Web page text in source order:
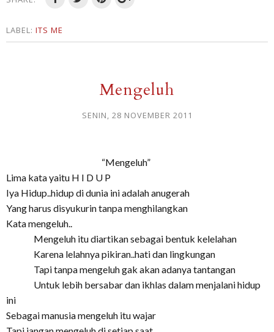
LABEL: ITS ME
Mengeluh
SENIN, 28 NOVEMBER 2011
“Mengeluh”
Lima kata yaitu H I D U P
Iya Hidup..hidup di dunia ini adalah anugerah
Yang harus disyukurin tanpa menghilangkan
Kata mengeluh..
Mengeluh itu diartikan sebagai bentuk kelelahan
Karena lelahnya pikiran..hati dan lingkungan
Tapi tanpa mengeluh gak akan adanya tantangan
Untuk lebih bersabar dan ikhlas dalam menjalani hidup
ini
Sebagai manusia mengeluh itu wajar